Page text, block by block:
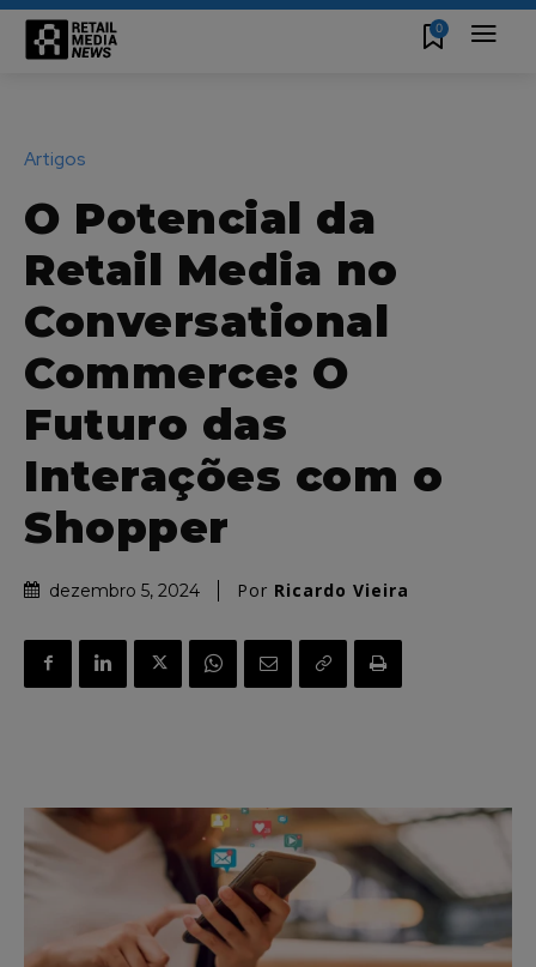
0
Artigos
O Potencial da
Retail Media no
Conversational
Commerce: O
Futuro das
Interações com o
Shopper
dezembro 5, 2024 Por Ricardo Vieira